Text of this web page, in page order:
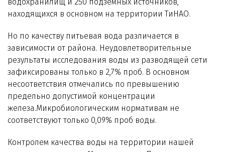
находящихся в основном на территории ТиНАО.
Но по качеству питьевая вода различается в
зависимости от района. Неудовлетворительные
результаты исследования воды из разводящей сети
зафиксированы только в 2,7% проб. В основном
несоответствия отмечались по превышению
предельно допустимой концентрации
железа.Микробиологическим нормативам не
соответствуют только 0,09% проб воды.
Контролем качества воды на территории нашей